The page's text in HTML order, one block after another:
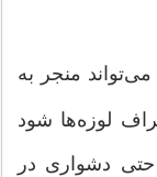
منجر به
لوزه‌ها شود
دشواری در